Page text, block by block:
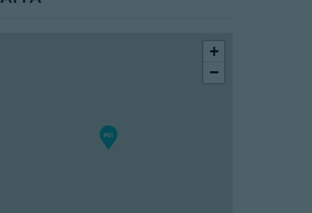
+
−